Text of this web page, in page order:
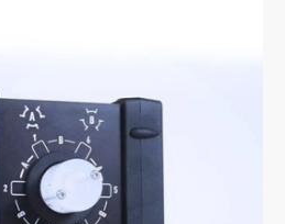
個輸出口或將12個樣品注入1個